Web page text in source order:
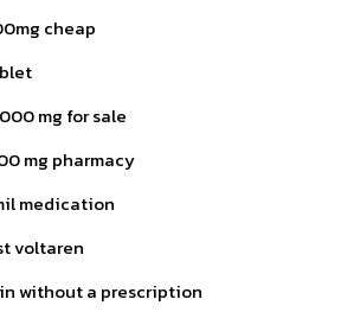
cheap
mg for sale
mg pharmacy
medication
voltaren
without a prescription